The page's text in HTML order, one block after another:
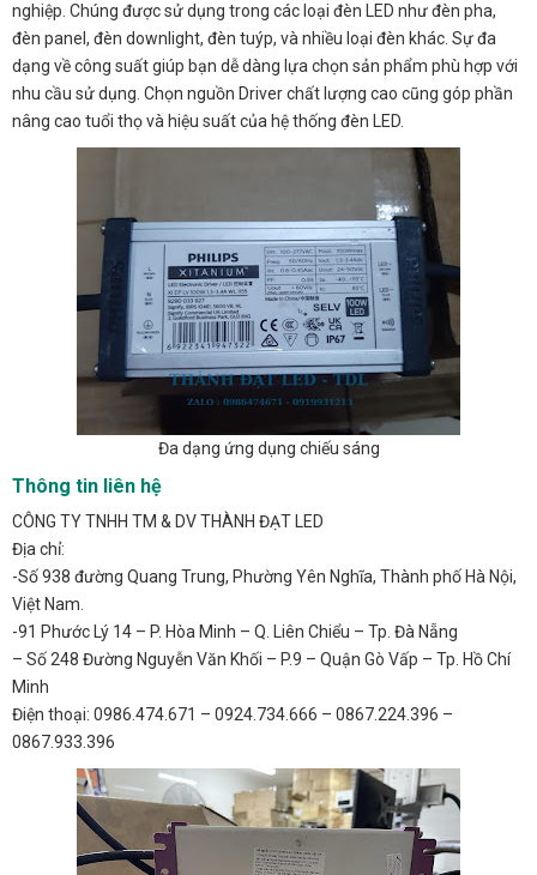
nghiệp. Chúng được sử dụng trong các loại đèn LED như đèn pha,
đèn panel, đèn downlight, đèn tuýp, và nhiều loại đèn khác. Sự đa
dạng về công suất giúp bạn dễ dàng lựa chọn sản phẩm phù hợp với
nhu cầu sử dụng. Chọn nguồn Driver chất lượng cao cũng góp phần
nâng cao tuổi thọ và hiệu suất của hệ thống đèn LED.
Đa dạng ứng dụng chiếu sáng
Thông tin liên hệ
CÔNG TY TNHH TM & DV THÀNH ĐẠT LED
Địa chỉ:
-Số 938 đường Quang Trung, Phường Yên Nghĩa, Thành phố Hà Nội,
Việt Nam.
-91 Phước Lý 14 – P. Hòa Minh – Q. Liên Chiểu – Tp. Đà Nẵng
– Số 248 Đường Nguyễn Văn Khối – P.9 – Quận Gò Vấp – Tp. Hồ Chí
Minh
Điện thoại: 0986.474.671 – 0924.734.666 – 0867.224.396 –
0867.933.396